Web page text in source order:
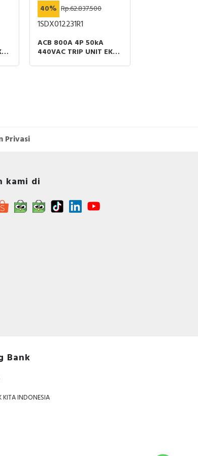
1
40% Rp.62.837.500
1SDX012231R1
ACB 800A 4P 50kA
440VAC TRIP UNIT EK-1
Privasi
kami di
Bank
KITA INDONESIA